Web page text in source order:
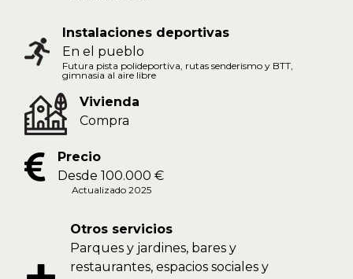
Instalaciones deportivas
En el pueblo
Futura pista polideportiva, rutas senderismo y BTT,
gimnasia al aire libre
Vivienda
Compra
Precio
Desde 100.000 €
Actualizado 2025
Otros servicios
Parques y jardines, bares y
restaurantes, espacios sociales y